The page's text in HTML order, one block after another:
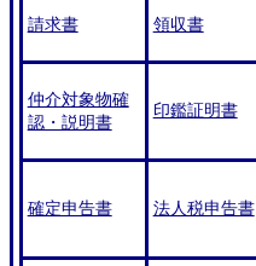
請求書 領収書
仲介対象物確
認・説明書
印鑑証明書
確定申告書 法人税申告書